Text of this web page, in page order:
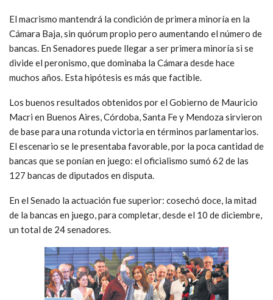
El macrismo mantendrá la condición de primera minoría en la
Cámara Baja, sin quórum propio pero aumentando el número de
bancas. En Senadores puede llegar a ser primera minoría si se
divide el peronismo, que dominaba la Cámara desde hace
muchos años. Esta hipótesis es más que factible.
Los buenos resultados obtenidos por el Gobierno de Mauricio
Macri en Buenos Aires, Córdoba, Santa Fe y Mendoza sirvieron
de base para una rotunda victoria en términos parlamentarios.
El escenario se le presentaba favorable, por la poca cantidad de
bancas que se ponían en juego: el oficialismo sumó 62 de las
127 bancas de diputados en disputa.
En el Senado la actuación fue superior: cosechó doce, la mitad
de la bancas en juego, para completar, desde el 10 de diciembre,
un total de 24 senadores.